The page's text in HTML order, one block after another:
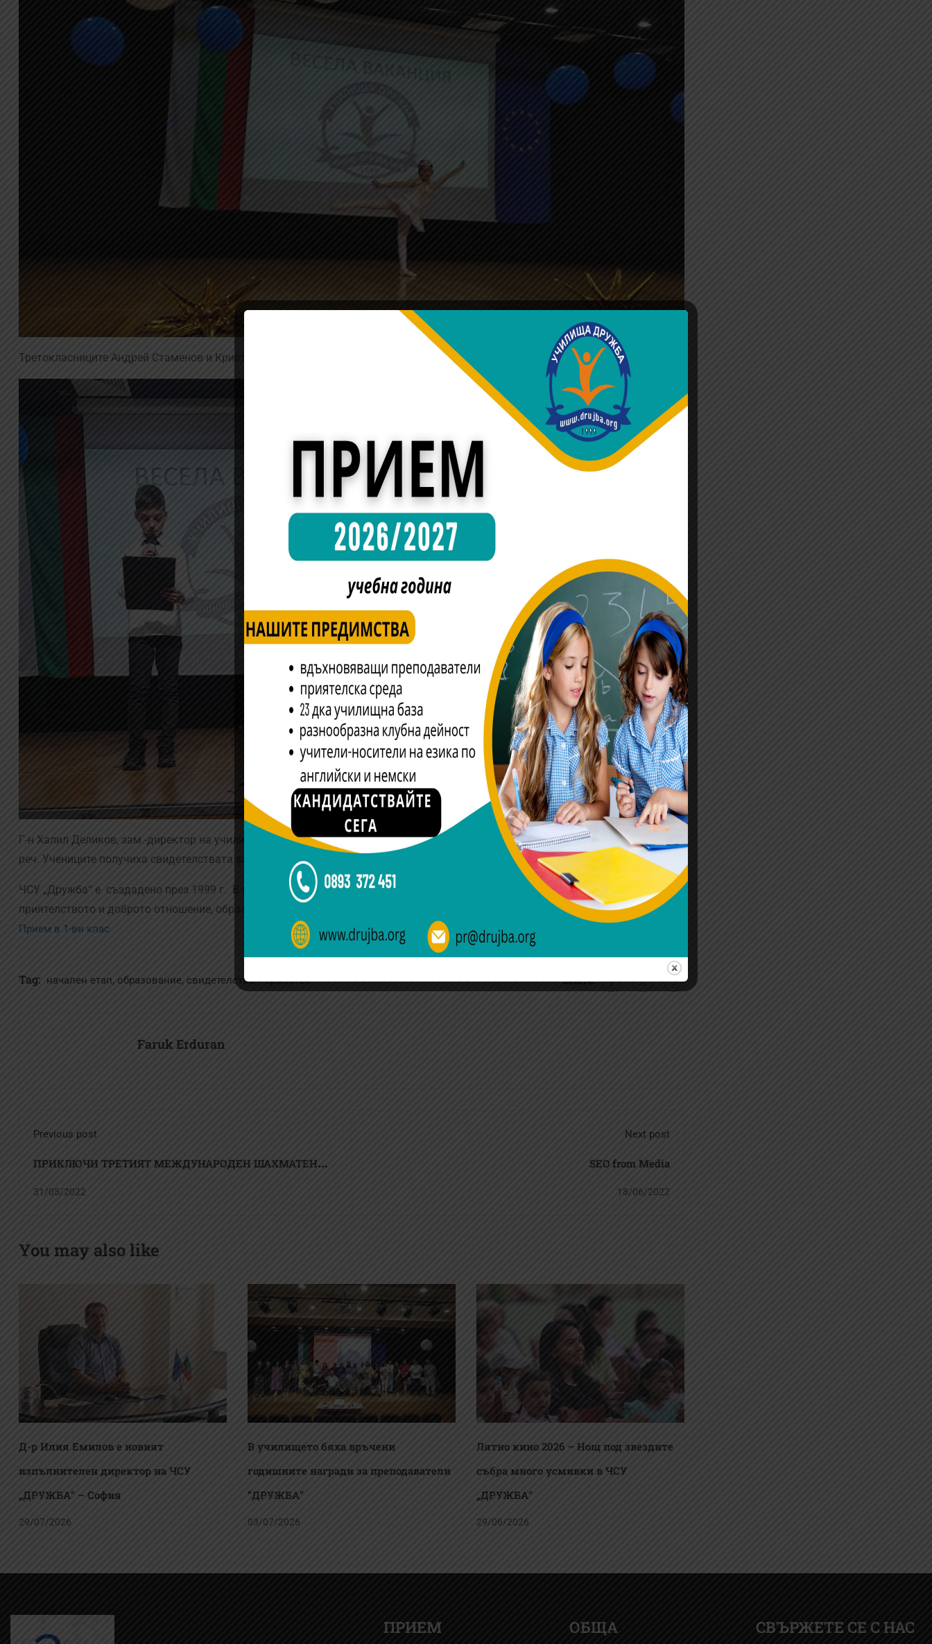
Третокласниците Андрей Стаменов и Кристиян Пенчев се представиха блестящо в ролята си на водещи.
Г-н Халил Деликов, зам.-директор на училището в начален етап благодари на всички родители и поздрави учениците с кратка
реч. Учениците получиха свидетелствата за завършване заедно с грамоти и награди.
ЧСУ „Дружба“ е създадено през 1999 г. В продължение 23 години следва ценностна система, базирана на толерантността,
приятелството и доброто отношение, образовайки многобройни млади таланти. Повече за дейността на училището тук:
Прием в 1-ви клас
Tag: начален етап, образование, свидетелства,тържество Share:
Faruk Erduran
Previous post
ПРИКЛЮЧИ ТРЕТИЯТ МЕЖДУНАРОДЕН ШАХМАТЕН
ФЕСТИВАЛ „ХЕРЕЯ ДРУЖБА“
31/05/2022
Next post
SEO from Media
18/06/2022
You may also like
Д-р Илия Емилов е новият
изпълнителен директор на ЧСУ
„ДРУЖБА“ – София
29/07/2026
В училището бяха връчени
годишните награди за преподаватели
“ДРУЖБА”
03/07/2026
Лятно кино 2026 – Нощ под звездите
събра много усмивки в ЧСУ
„ДРУЖБА“
29/06/2026
ПРИЕМ
ОБЩА
СВЪРЖЕТЕ СЕ С НАС